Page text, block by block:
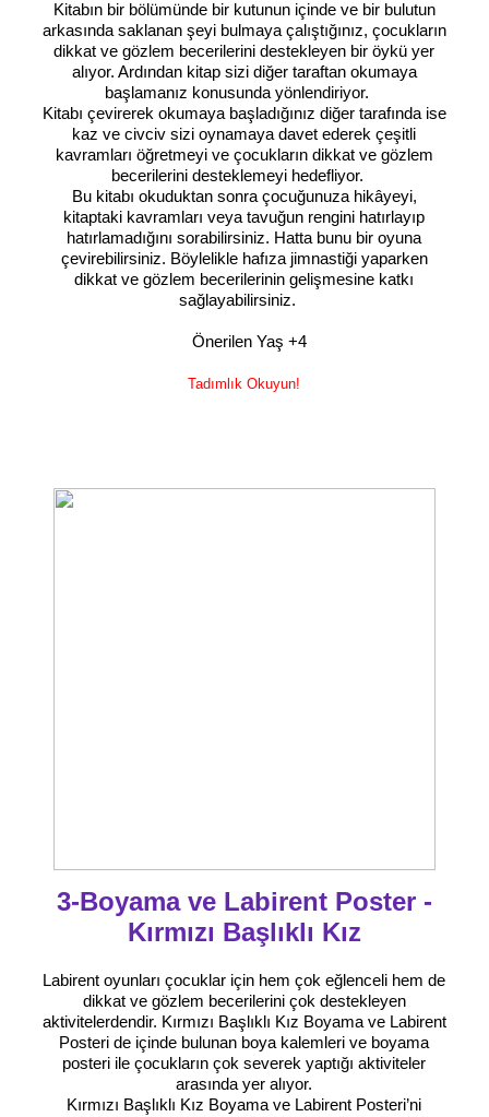
Kitabın bir bölümünde bir kutunun içinde ve bir bulutun
arkasında saklanan şeyi bulmaya çalıştığınız, çocukların
dikkat ve gözlem becerilerini destekleyen bir öykü yer
alıyor. Ardından kitap sizi diğer taraftan okumaya
başlamanız konusunda yönlendiriyor.
Kitabı çevirerek okumaya başladığınız diğer tarafında ise
kaz ve civciv sizi oynamaya davet ederek çeşitli
kavramları öğretmeyi ve çocukların dikkat ve gözlem
becerilerini desteklemeyi hedefliyor.
Bu kitabı okuduktan sonra çocuğunuza hikâyeyi,
kitaptaki kavramları veya tavuğun rengini hatırlayıp
hatırlamadığını sorabilirsiniz. Hatta bunu bir oyuna
çevirebilirsiniz. Böylelikle hafıza jimnastiği yaparken
dikkat ve gözlem becerilerinin gelişmesine katkı
sağlayabilirsiniz.
Önerilen Yaş +4
Tadımlık Okuyun!
3-Boyama ve Labirent Poster -
Kırmızı Başlıklı Kız
Labirent oyunları çocuklar için hem çok eğlenceli hem de
dikkat ve gözlem becerilerini çok destekleyen
aktivitelerdendir. Kırmızı Başlıklı Kız Boyama ve Labirent
Posteri de içinde bulunan boya kalemleri ve boyama
posteri ile çocukların çok severek yaptığı aktiviteler
arasında yer alıyor.
Kırmızı Başlıklı Kız Boyama ve Labirent Posteri’ni